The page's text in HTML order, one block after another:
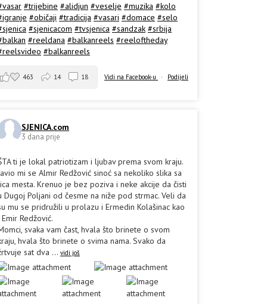
#trijebine #alidjun #veselje #muzika #kolo
#običaji #tradicija #vasari #domace #selo
#sjenicacom #tvsjenica #sandzak #srbija
#reeldana #balkanreels #reeloftheday
#balkanreels
Vidi na Facebook-u · Podijeli
463 14 18
SJENICA.com
3 dana prije
ti je lokal patriotizam i ljubav prema svom kraju.
mi se Almir Redžović sinoć sa nekoliko slika sa
mesta. Krenuo je bez poziva i neke akcije da čisti
Dugoj Poljani od česme na niže pod strmac. Veli da
mu se pridružili u prolazu i Ermedin Kolašinac kao
Redžović.
svaka vam čast, hvala što brinete o svom
hvala što brinete o svima nama. Svako da
sat dva ... vidi još